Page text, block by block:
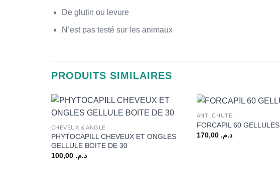
De glutin ou levure
N’est pas testé sur les animaux
PRODUITS SIMILAIRES
+
CHEVEUX & ANGLE
PHYTOCAPILL CHEVEUX ET ONGLES
GELLULE BOITE DE 30
د.م. 100,00
+
ANTI CHUTE
FORCAPIL 60 GELLULES
د.م. 170,00